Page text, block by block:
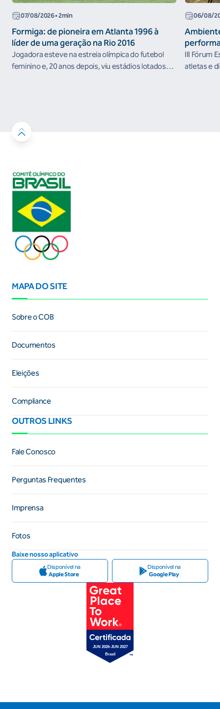
07/08/2026• 2min
Formiga: de pioneira em Atlanta 1996 à
líder de uma geração na Rio 2016
Jogadora esteve na estreia olímpica do futebol
feminino e, 20 anos depois, viu estádios lotados
06/08/
III Fórum
atletas e
MAPA DO SITE
Sobre o COB
Documentos
Eleições
Compliance
OUTROS LINKS
Fale Conosco
Perguntas Frequentes
Imprensa
Fotos
Baixe nosso aplicativo
Disponível na
Apple Store
Disponível na
Google Play